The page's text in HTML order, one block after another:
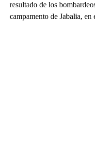
resultado de los
campamento de Jabalia, en